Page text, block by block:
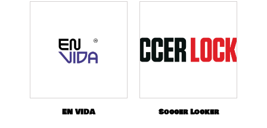
EN VIDA Soccer Locker